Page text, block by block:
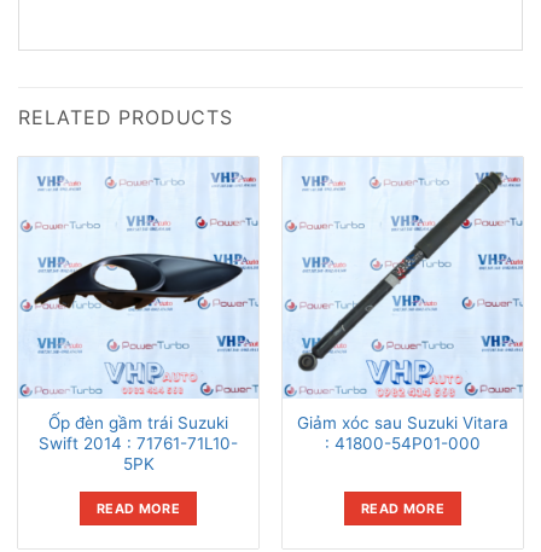
RELATED PRODUCTS
Ốp đèn gầm trái Suzuki
Swift 2014 : 71761-71L10-
5PK
READ MORE
Giảm xóc sau Suzuki Vitara
: 41800-54P01-000
READ MORE